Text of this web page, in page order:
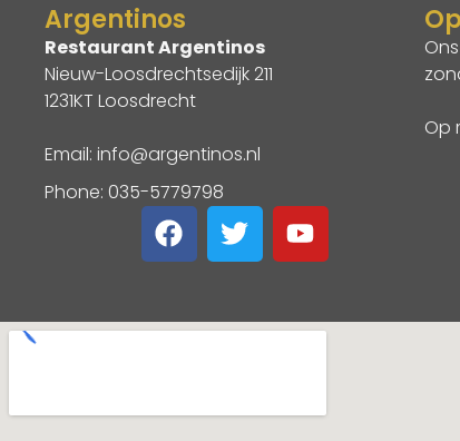
Argentinos
Restaurant Argentinos
Nieuw-Loosdrechtsedijk 211
1231KT Loosdrecht
Email: info@argentinos.nl
Phone: 035-5779798
Op